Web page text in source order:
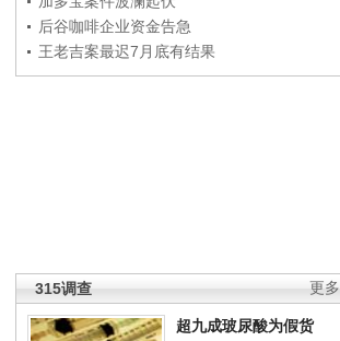
后谷咖啡企业资金告急
王老吉案最迟7月底有结果
更多
315调查
超九成玻尿酸为假货